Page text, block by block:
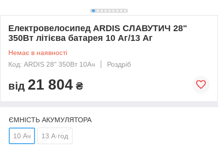
Електровелосипед ARDIS СЛАВУТИЧ 28"
350Вт літієва батарея 10 Аг/13 Аг
Немає в наявності
Код: ARDIS 28" 350Вт 10Ач
Роздріб
від 21 804 ₴
ЄМНІСТЬ АКУМУЛЯТОРА
10 Ач 13 А·год